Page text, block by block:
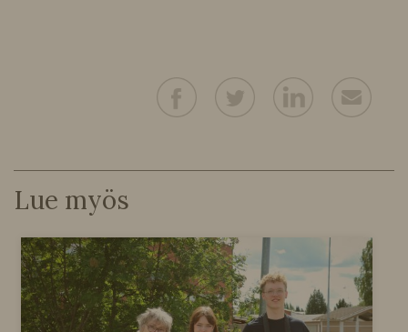
Lue myös